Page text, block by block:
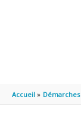
Accueil Démarches